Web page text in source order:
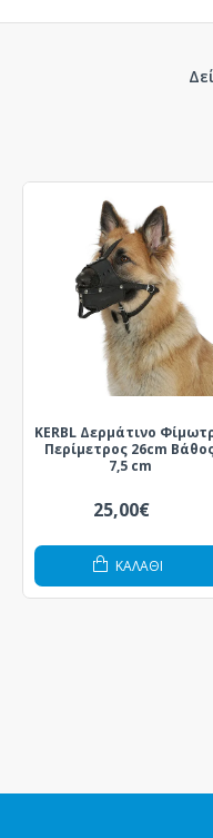
KERBL Δερμάτινο
Περίμετρος 26cm
7,5 cm
25,00€
ΚΑΛΆΘΙ